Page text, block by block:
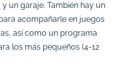
un garaje. También hay un
acompañarle en juegos
así como un programa
los más pequeños (4-12